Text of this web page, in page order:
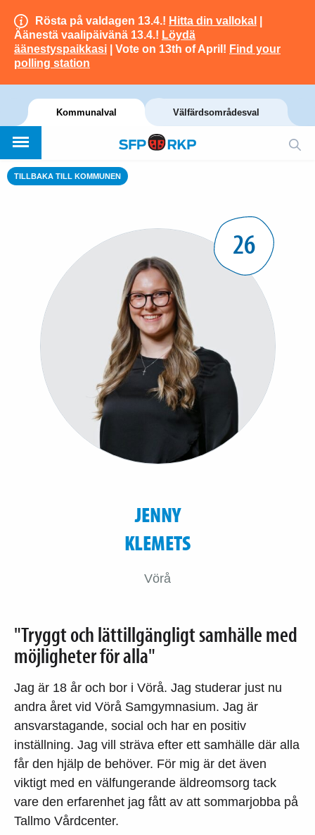
Rösta på valdagen 13.4.! Hitta din vallokal
Äänestä vaalipäivänä 13.4.! Löydä
äänestyspaikkasi | Vote on 13th of April! Find your
polling station
Kommunalval Välfärdsområdesval
TILLBAKA TILL KOMMUNEN
26
JENNY
KLEMETS
Vörå
"Tryggt och lättillgängligt samhälle med
möjligheter för alla"
Jag är 18 år och bor i Vörå. Jag studerar just nu
andra året vid Vörå Samgymnasium. Jag är
ansvarstagande, social och har en positiv
inställning. Jag vill sträva efter ett samhälle där alla
får den hjälp de behöver. För mig är det även
viktigt med en välfungerande äldreomsorg tack
vare den erfarenhet jag fått av att sommarjobba på
Tallmo Vårdcenter.